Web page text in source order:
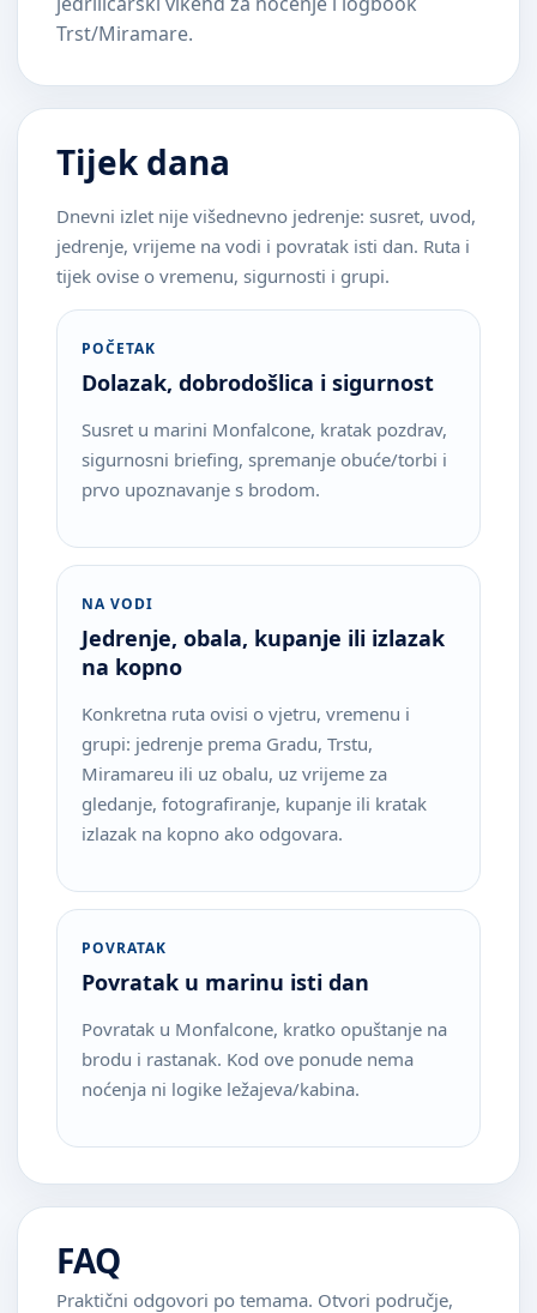
Trst/Miramare.
Tijek dana
Dnevni izlet nije višednevno jedrenje: susret, uvod,
jedrenje, vrijeme na vodi i povratak isti dan. Ruta i
tijek ovise o vremenu, sigurnosti i grupi.
POČETAK
Dolazak, dobrodošlica i sigurnost
Susret u marini Monfalcone, kratak pozdrav,
sigurnosni briefing, spremanje obuće/torbi i
prvo upoznavanje s brodom.
NA VODI
Jedrenje, obala, kupanje ili izlazak
na kopno
Konkretna ruta ovisi o vjetru, vremenu i
grupi: jedrenje prema Gradu, Trstu,
Miramareu ili uz obalu, uz vrijeme za
gledanje, fotografiranje, kupanje ili kratak
izlazak na kopno ako odgovara.
POVRATAK
Povratak u marinu isti dan
Povratak u Monfalcone, kratko opuštanje na
brodu i rastanak. Kod ove ponude nema
noćenja ni logike ležajeva/kabina.
FAQ
Praktični odgovori po temama. Otvori područje,